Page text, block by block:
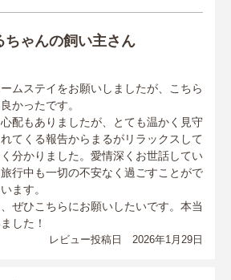
ちゃんの飼い主さん
ムステイをお願いしましたが、こちら
かったです。
配もありましたが、とても温かく見守
てくる報告からまるがリラックスして
分かりました。愛情深くお世話してい
行中も一切の不安なく過ごすことがで
ます。
ぜひこちらにお願いしたいです。本当
した！
レビュー投稿日 2026年1月29日